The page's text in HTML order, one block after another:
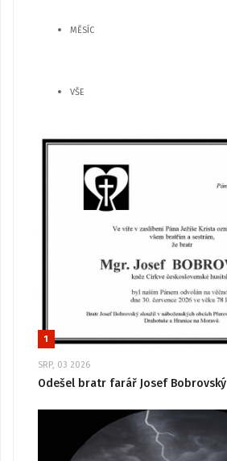
MĚSÍC
VŠE
1
SRP, 03 2026
Odešel bratr farář Josef Bobrovský